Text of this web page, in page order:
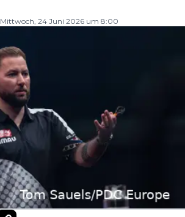
Mittwoch, 24 Juni 2026 um 8:00